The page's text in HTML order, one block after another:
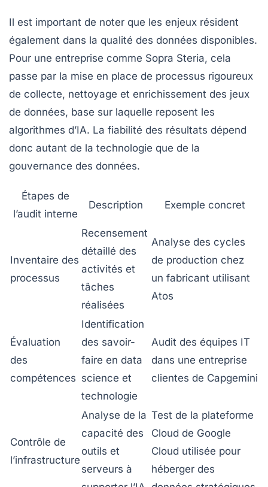
Il est important de noter que les enjeux résident
également dans la qualité des données disponibles.
Pour une entreprise comme Sopra Steria, cela
passe par la mise en place de processus rigoureux
de collecte, nettoyage et enrichissement des jeux
de données, base sur laquelle reposent les
algorithmes d’IA. La fiabilité des résultats dépend
donc autant de la technologie que de la
gouvernance des données.
Étapes de
l’audit interne
Description Exemple concret
Inventaire des
processus
Recensement
détaillé des
activités et
tâches
réalisées
Analyse des cycles
de production chez
un fabricant utilisant
Atos
Évaluation
des
compétences
Identification
des savoir-
faire en data
science et
technologie
Audit des équipes IT
dans une entreprise
clientes de Capgemini
Contrôle de
l’infrastructure
Analyse de la
capacité des
outils et
serveurs à
Test de la plateforme
Cloud de Google
Cloud utilisée pour
héberger des